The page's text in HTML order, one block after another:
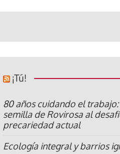
¡Tú!
80 años cuidando el
semilla de Rovirosa al
precariedad actual
Ecología integral y barrios